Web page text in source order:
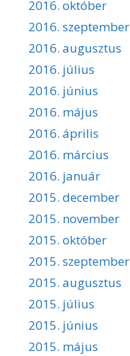
2016. október
2016. szeptember
2016. augusztus
2016. július
2016. június
2016. május
2016. április
2016. március
2016. január
2015. december
2015. november
2015. október
2015. szeptember
2015. augusztus
2015. július
2015. június
2015. május